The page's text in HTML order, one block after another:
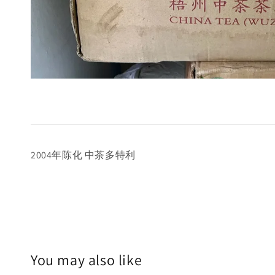
2004年陈化 中茶多特利
You may also like